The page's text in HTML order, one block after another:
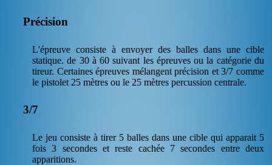
Précision
L'épreuve consiste à envoyer des balles dans une cible
statique. de 30 à 60 suivant les épreuves ou la catégorie du
tireur. Certaines épreuves mélangent précision et 3/7 comme
le pistolet 25 mètres ou le 25 mètres percussion centrale.
3/7
Le jeu consiste à tirer 5 balles dans une cible qui apparait 5
fois 3 secondes et reste cachée 7 secondes entre deux
apparitions.